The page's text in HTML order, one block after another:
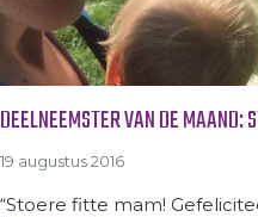
DEELNEEMSTER VAN DE MAAND:
19 augustus 2016
“Stoere fitte mam!